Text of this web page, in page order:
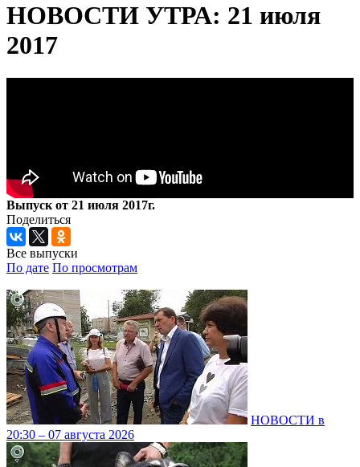
НОВОСТИ УТРА: 21 июля
2017
Выпуск от 21 июля 2017г.
Поделиться
Все выпуски
По дате По просмотрам
НОВОСТИ в
20:30 – 07 августа 2026